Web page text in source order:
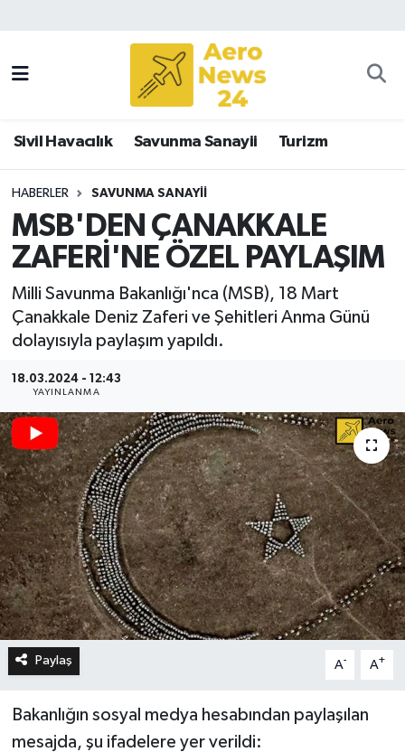
Sivil Havacılık Savunma Sanayii Turizm
HABERLER SAVUNMA SANAYII
MSB'DEN ÇANAKKALE
ZAFERİ'NE ÖZEL PAYLAŞIM
Milli Savunma Bakanlığı'nca (MSB), 18 Mart
Çanakkale Deniz Zaferi ve Şehitleri Anma Günü
dolayısıyla paylaşım yapıldı.
18.03.2024 - 12:43
YAYINLANMA
Paylaş A- A+
Bakanlığın sosyal medya hesabından paylaşılan
mesajda, şu ifadelere yer verildi: